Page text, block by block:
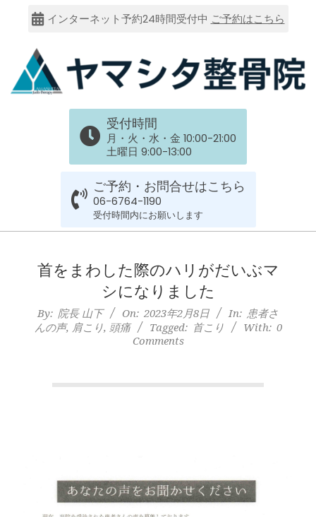
content
インターネット予約24時間受付中 ご予約はこちら
大
谷
六
上
本
町
受付時間
月・火・水・金 10:00-21:00
土曜日 9:00-13:00
ご予約・お問合せはこちら
06-6764-1190
受付時間内にお願いします
Navigation首をまわした際のハリがだいぶマ
シになりました
By: 院長 山下 On: 2023年2月8日 In: 患者さ
んの声, 肩こり, 頭痛 Tagged: 首こり With: 0
Comments